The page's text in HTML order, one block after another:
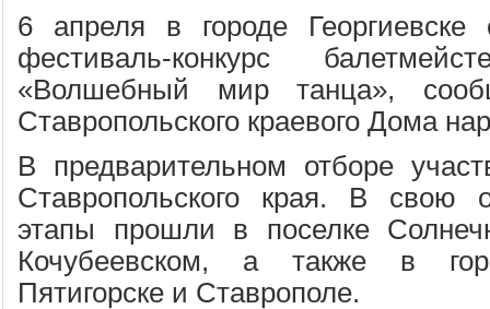
6 апреля в городе Георгиевске
фестиваль-конкурс
«Волшебный мир танца»,
Ставропольского краевого Дома
В предварительном отборе
Ставропольского края. В свою
этапы прошли в поселке
Кочубеевском, а также в
Пятигорске и Ставрополе.